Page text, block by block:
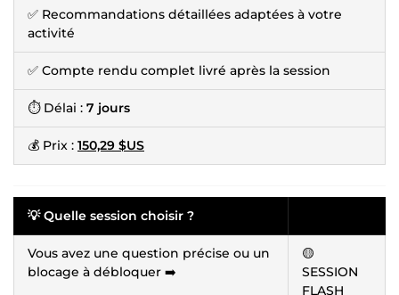
✅ Recommandations détaillées adaptées à votre
activité
✅ Compte rendu complet livré après la session
⏱ Délai : 7 jours
💰 Prix : 150,29 $US
💡 Quelle session choisir ?
Vous avez une question précise ou un
blocage à débloquer ➡️
🟡
SESSION
FLASH